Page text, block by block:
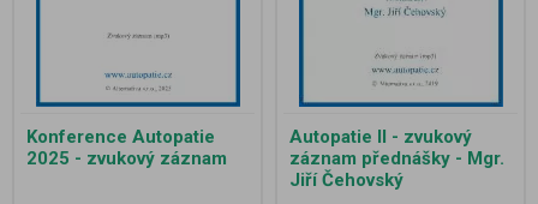
Konference Autopatie
2025 - zvukový záznam
Autopatie II - zvukový
záznam přednášky - Mgr.
Jiří Čehovský